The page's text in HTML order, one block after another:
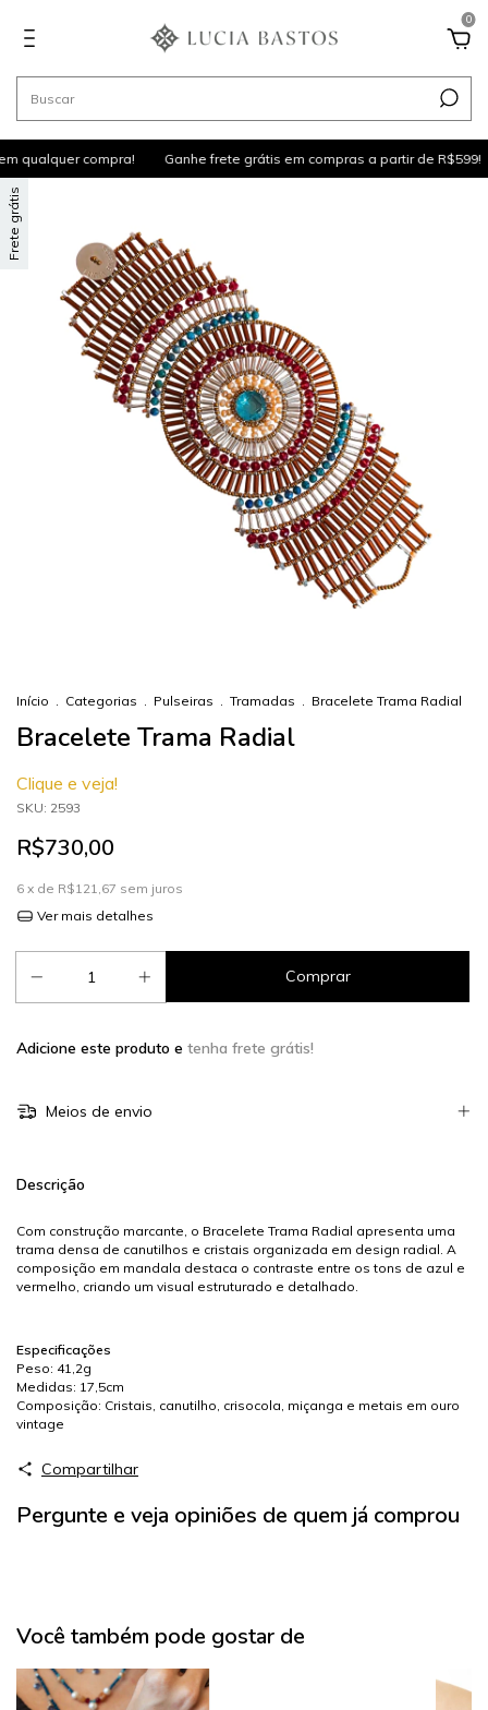
0
qualquer compra! Ganhe frete grátis em compras a partir de R$599!
Frete grátis
Início . Categorias . Pulseiras . Tramadas . Bracelete Trama Radial
Bracelete Trama Radial
Clique e veja!
SKU: 2593
R$730,00
6 x de R$121,67 sem juros
Ver mais detalhes
Adicione este produto e tenha frete grátis!
Meios de envio
Descrição
Com construção marcante, o Bracelete Trama Radial apresenta uma
trama densa de canutilhos e cristais organizada em design radial. A
composição em mandala destaca o contraste entre os tons de azul e
vermelho, criando um visual estruturado e detalhado.
Especificações
Peso: 41,2g
Medidas: 17,5cm
Composição: Cristais, canutilho, crisocola, miçanga e metais em ouro
vintage
Compartilhar
Pergunte e veja opiniões de quem já comprou
Você também pode gostar de